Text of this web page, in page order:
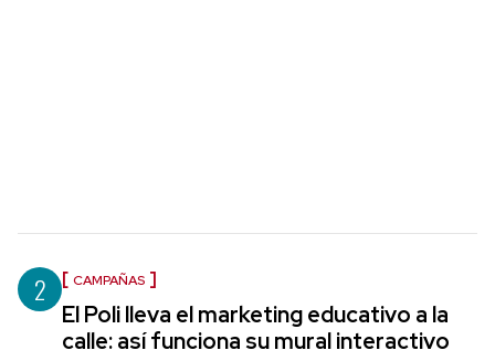
2 CAMPAÑAS
El Poli lleva el marketing educativo a la
calle: así funciona su mural interactivo